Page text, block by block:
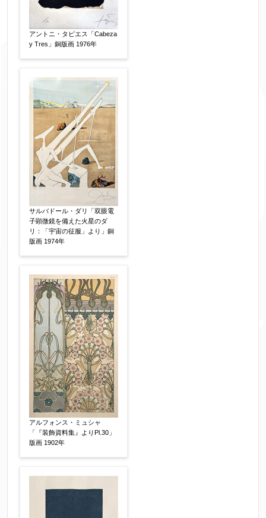
アントニ・タピエス「Cabeza
y Tres」銅版画 1976年
サルバドール・ダリ「双眼電
子顕微鏡を備えた火星のダ
リ：「宇宙の征服」より」銅
版画 1974年
アルフォンス・ミュシャ
「『装飾資料集』よりPl.30」
版画 1902年